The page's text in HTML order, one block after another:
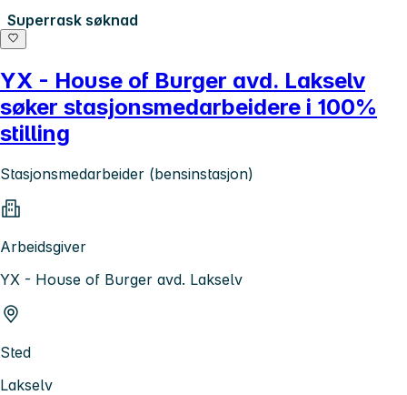
Superrask søknad
YX - House of Burger avd. Lakselv
søker stasjonsmedarbeidere i 100%
stilling
Stasjonsmedarbeider (bensinstasjon)
Arbeidsgiver
YX - House of Burger avd. Lakselv
Sted
Lakselv